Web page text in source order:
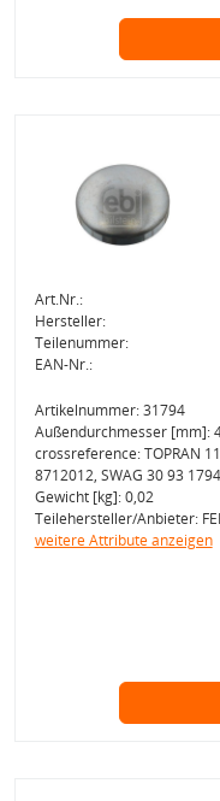
Art.Nr.:
Hersteller:
Teilenummer:
EAN-Nr.:
Artikelnummer: 31794
Außendurchmesser [mm]:
crossreference: TOPRAN
8712012, SWAG 30 93 1794
Gewicht [kg]: 0,02
Teilehersteller/Anbieter:
weitere Attribute anzeigen